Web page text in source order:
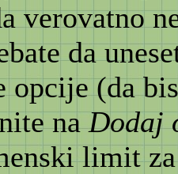
verovatno
da
opcije (da
naDodaj
limit